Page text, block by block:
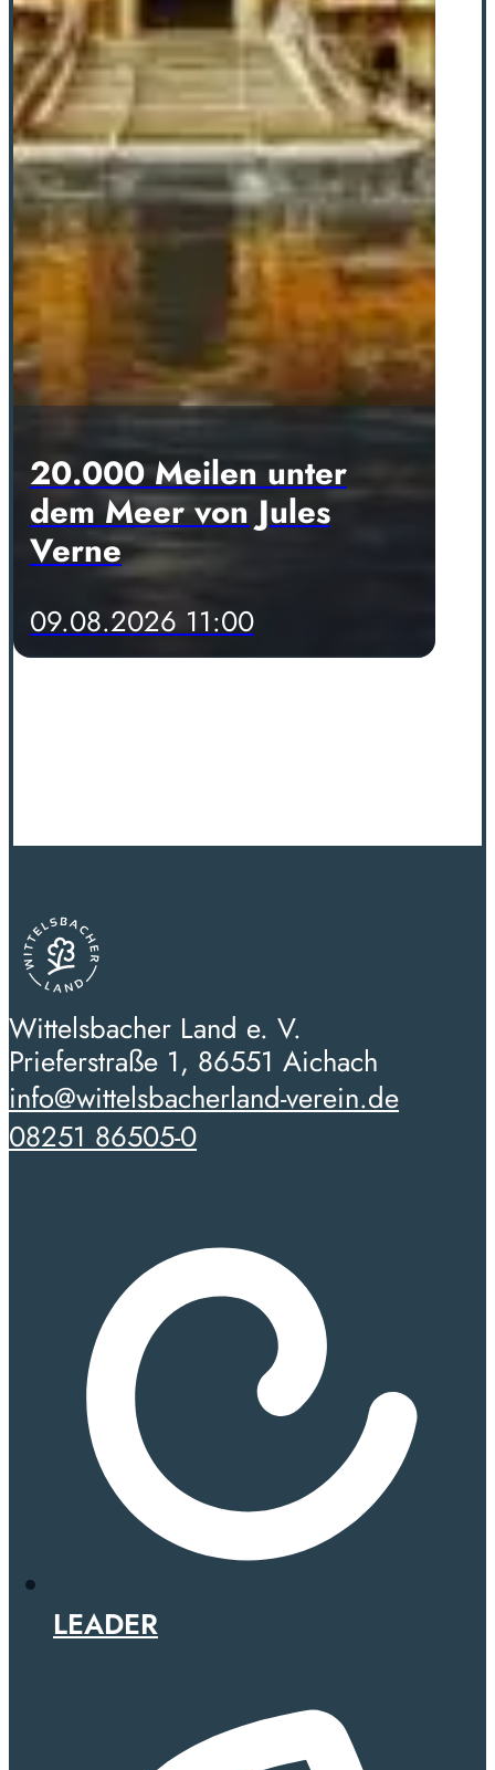
20.000 Meilen unter
dem Meer von Jules
Verne
09.08.2026 11:00
Wittelsbacher Land e. V.
Prieferstraße 1, 86551 Aichach
info@wittelsbacherland-verein.de
08251 86505-0
LEADER